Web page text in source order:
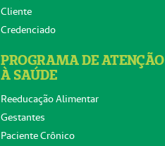
Cliente
Credenciado
PROGRAMA DE ATENÇÃO
À SAÚDE
Reeducação Alimentar
Gestantes
Paciente Crônico